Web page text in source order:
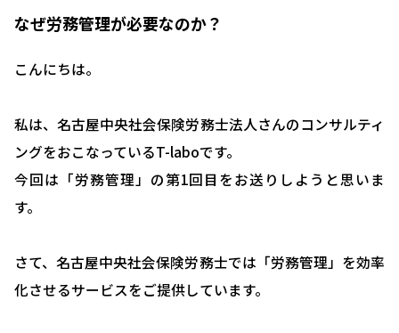
なぜ労務管理が必要なのか？
こんにちは。
私は、名古屋中央社会保険労務士法人さんのコンサルティ
ングをおこなっているT-laboです。
今回は「労務管理」の第1回目をお送りしようと思いま
す。
さて、名古屋中央社会保険労務士では「労務管理」を効率
化させるサービスをご提供しています。